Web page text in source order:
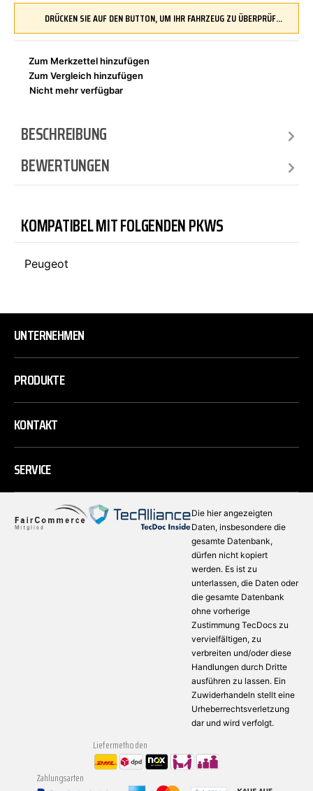
DRÜCKEN SIE AUF DEN BUTTON, UM IHR FAHRZEUG ZU ÜBERPRÜFEN UND SICHERZUSTELLEN, DASS DIESES TEIL KOMPATIBEL IST, BEVOR SIE ES BESTELLEN
Zum Merkzettel hinzufügen
Zum Vergleich hinzufügen
Nicht mehr verfügbar
BESCHREIBUNG
BEWERTUNGEN
KOMPATIBEL MIT FOLGENDEN PKWS
Peugeot
UNTERNEHMEN
PRODUKTE
KONTAKT
SERVICE
Die hier angezeigten
Daten, insbesondere die
gesamte Datenbank,
dürfen nicht kopiert
werden. Es ist zu
unterlassen, die Daten oder
die gesamte Datenbank
ohne vorherige
Zustimmung TecDocs zu
vervielfältigen, zu
verbreiten und/oder diese
Handlungen durch Dritte
ausführen zu lassen. Ein
Zuwiderhandeln stellt eine
Urheberrechtsverletzung
dar und wird verfolgt.
Liefermethoden
Zahlungsarten